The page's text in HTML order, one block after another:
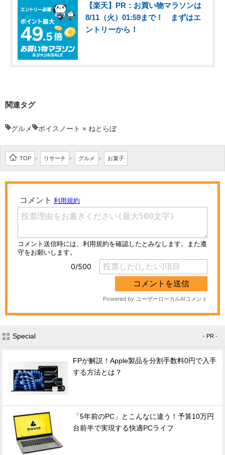
【楽天】PR：お買い物マラソンは
8/11（火）01:59まで！ まずはエ
ントリーから！
関連タグ
グルメ ボイスノート × ねとらぼ
TOP > リサーチ > グルメ > お菓子
Special - PR -
FPが解説！Apple製品を分割手数料0円で入手
する方法とは？
「5年前のPC」とこんなに違う！予算10万円
台前半で実現する快適PCライフ